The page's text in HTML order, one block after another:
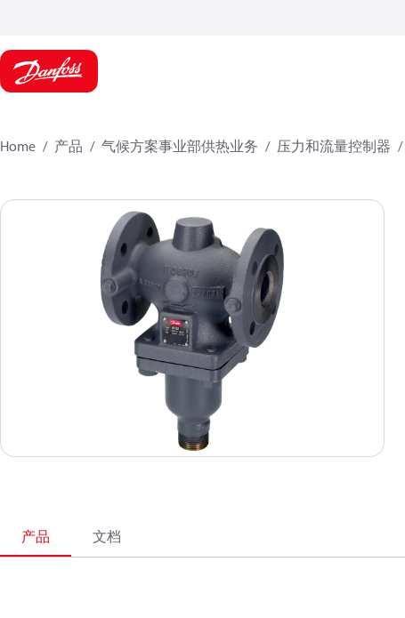
Home 产品 气候方案事业部供热业务 压力和流量控制器
产品 文档